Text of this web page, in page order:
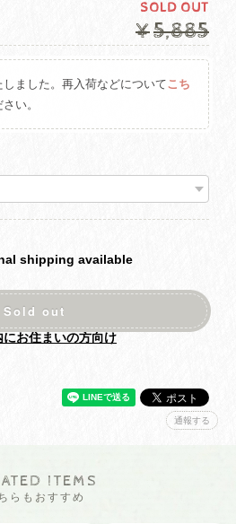
SOLD OUT
¥5,885
ました。再入荷などについてこち
い。
shipping available
Sold out
にお住まいの方向け
通報する
ITEMS
らもおすすめ